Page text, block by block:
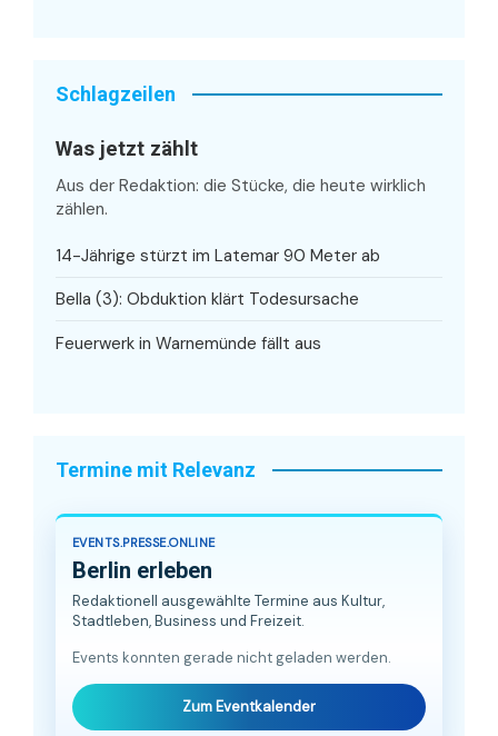
Schlagzeilen
Was jetzt zählt
Aus der Redaktion: die Stücke, die heute wirklich
zählen.
14-Jährige stürzt im Latemar 90 Meter ab
Bella (3): Obduktion klärt Todesursache
Feuerwerk in Warnemünde fällt aus
Termine mit Relevanz
EVENTS.PRESSE.ONLINE
Berlin erleben
Redaktionell ausgewählte Termine aus Kultur,
Stadtleben, Business und Freizeit.
Events konnten gerade nicht geladen werden.
Zum Eventkalender